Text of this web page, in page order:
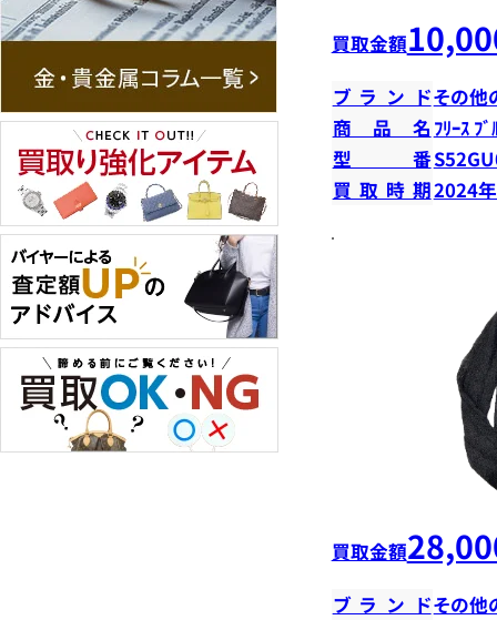
買取金額
ブランドその他
商品名 ﾌﾘｰｽ ﾌﾞ
型番
買取時期2024
買取金額
ブランドその他